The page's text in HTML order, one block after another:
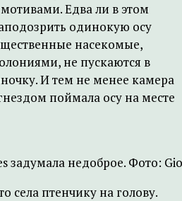
Едва ли в этом
одинокую осу
насекомые,
не пускаются в
И тем не менее камера
поймала осу на месте
задумала недоброе. Фото:
села птенчику на голову.